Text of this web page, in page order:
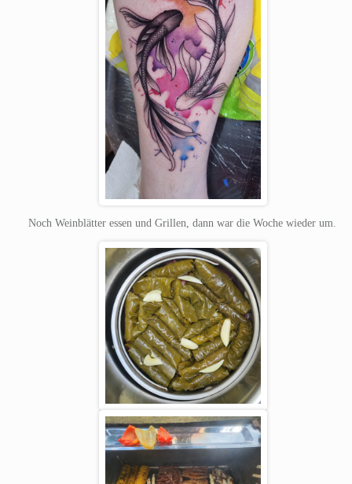
Noch Weinblätter essen und Grillen, dann war die Woche wieder um.